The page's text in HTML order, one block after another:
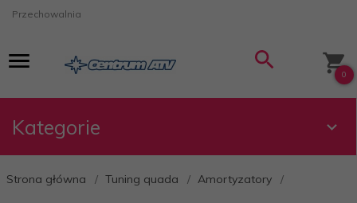
Przechowalnia
0
Kategorie
Strona główna Tuning quada Amortyzatory